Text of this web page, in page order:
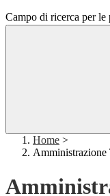
Campo di ricerca per le
Home >
Amministrazione